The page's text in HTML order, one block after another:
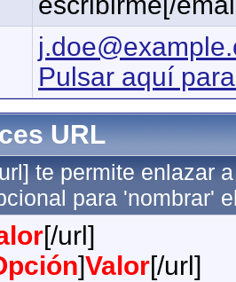
Pulsar aquí
URL
te permite enlazar
para 'nombrar'
[/url]
]Valor[/url]